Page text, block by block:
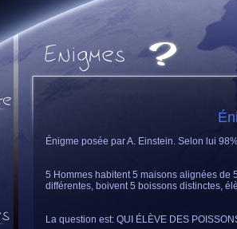
Énigme posée par A. Einstein. Selon lui
5 Hommes habitent 5 maisons alignées de
différentes, boivent 5 boissons distinctes,
La question est: QUI ÉLÈVE DES